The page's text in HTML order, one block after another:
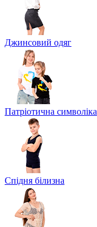
Джинсовий одяг
Патріотична символіка
Спідня білизна